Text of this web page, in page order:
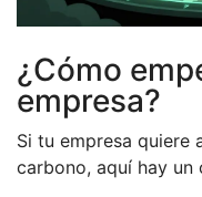
¿Cómo
empresa?
Si tu empresa quiere
carbono, aquí hay un